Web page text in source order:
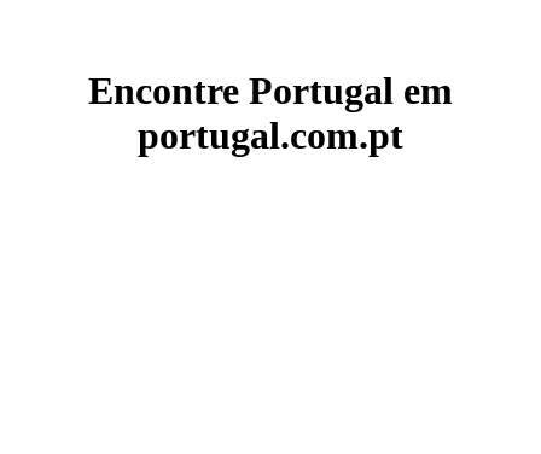
Encontre Portugal em
portugal.com.pt